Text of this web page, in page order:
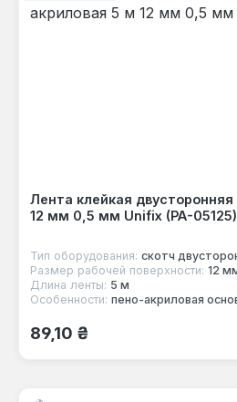
Лента клейкая
12 мм 0,5 мм Unifix (PA-05125)
Тип оборудования: скотч
Размер рабочей поверхности: 12
Длина ленты: 5 м
Особенности: пено-акриловая
Обычная цена:
89,10 ₴